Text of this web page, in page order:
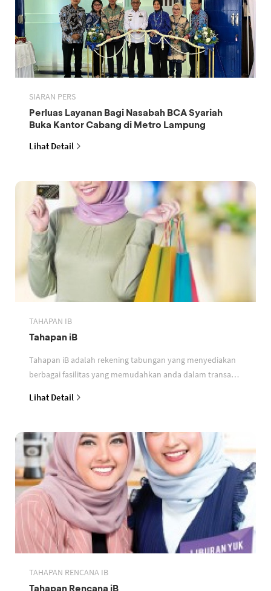
SIARAN PERS
Perluas Layanan Bagi Nasabah BCA Syariah
Buka Kantor Cabang di Metro Lampung
Lihat Detail
TAHAPAN IB
Tahapan iB
Tahapan iB adalah rekening tabungan yang menyediakan
berbagai fasilitas yang memudahkan anda dalam transaksi
Lihat Detail
TAHAPAN RENCANA IB
Tahapan Rencana iB